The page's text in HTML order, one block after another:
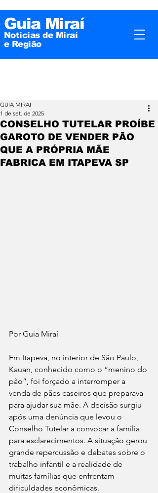
Guia Miraí
Notícias de Miraí
e Região
CONSELHO TUTELAR PROÍBE
GAROTO DE VENDER PÃO
QUE A PRÓPRIA MÃE
FABRICA EM ITAPEVA SP
GUIA MIRAI
1 de set. de 2025
Por Guia Miraí
Em Itapeva, no interior de São Paulo,
Kauan, conhecido como o “menino do
pão”, foi forçado a interromper a
venda de pães caseiros que preparava
para ajudar sua mãe. A decisão surgiu
após uma denúncia que levou o
Conselho Tutelar a convocar a família
para esclarecimentos. A situação gerou
grande repercussão e debates sobre o
trabalho infantil e a realidade de
muitas famílias que enfrentam
dificuldades econômicas.